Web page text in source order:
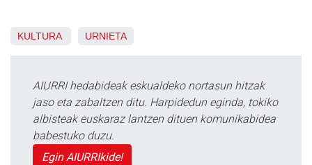
KULTURA URNIETA
AIURRI hedabideak eskualdeko nortasun hitzak
jaso eta zabaltzen ditu. Harpidedun eginda, tokiko
albisteak euskaraz lantzen dituen komunikabidea
babestuko duzu.
Egin AIURRIkide!